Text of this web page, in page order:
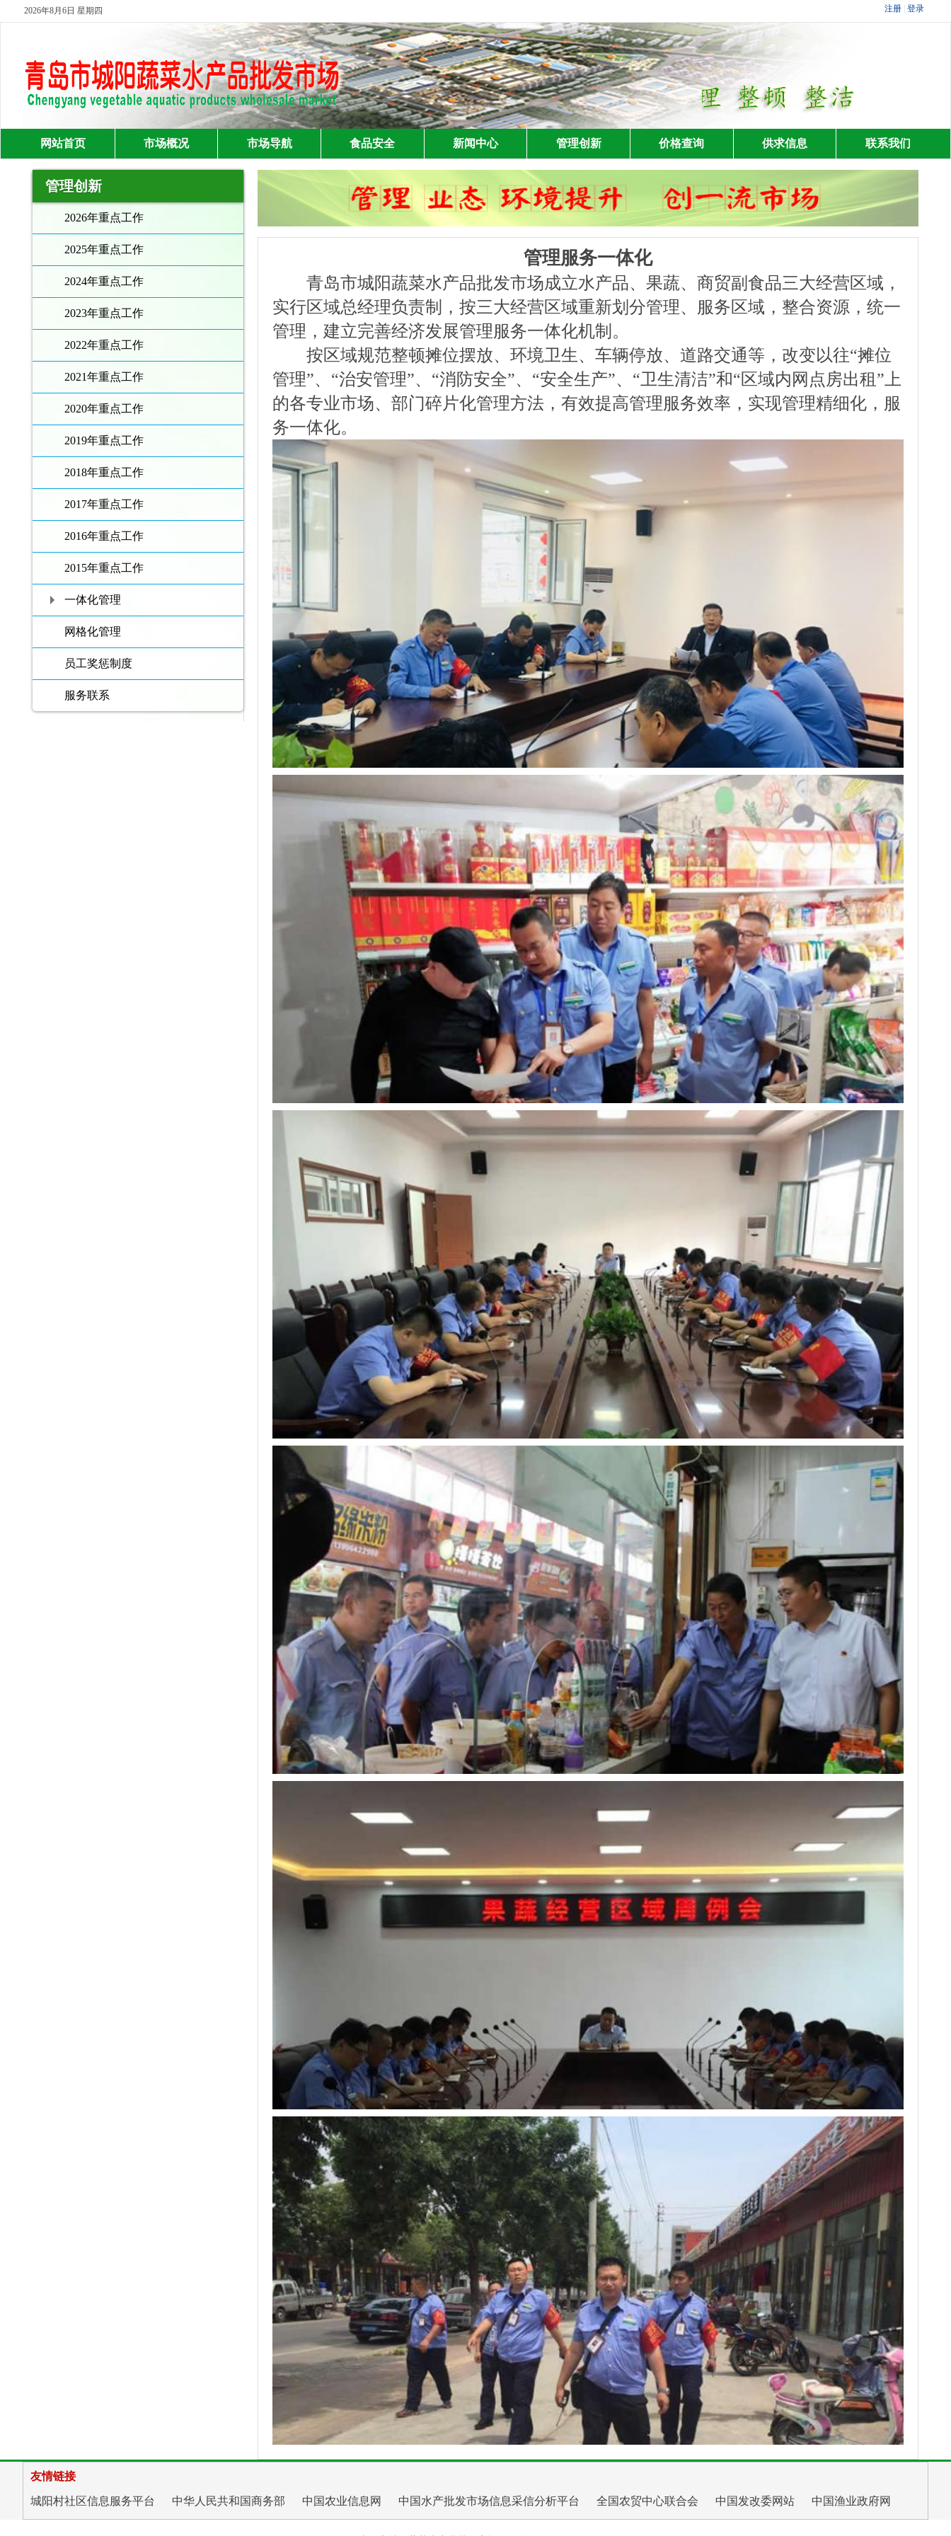
2026年8月6日 星期四
网站首页 市场概况 市场导航 食品安全 新闻中心 管理创新 价格查询 供求信息 联系我们
管理服务一体化
青岛市城阳蔬菜水产品批发市场成立水产品、果蔬、商贸副食品三大经营区域，
实行区域总经理负责制，按三大经营区域重新划分管理、服务区域，整合资源，统一
管理，建立完善经济发展管理服务一体化机制。
按区域规范整顿摊位摆放、环境卫生、车辆停放、道路交通等，改变以往“摊位
管理”、“治安管理”、“消防安全”、“安全生产”、“卫生清洁”和“区域内网点房出租”上
的各专业市场、部门碎片化管理方法，有效提高管理服务效率，实现管理精细化，服
务一体化。
管理创新
2026年重点工作
2025年重点工作
2024年重点工作
2023年重点工作
2022年重点工作
2021年重点工作
2020年重点工作
2019年重点工作
2018年重点工作
2017年重点工作
2016年重点工作
2015年重点工作
一体化管理
网格化管理
员工奖惩制度
服务联系
友情链接
城阳村社区信息服务平台 中华人民共和国商务部 中国农业信息网 中国水产批发市场信息采信分析平台 全国农贸中心联合会 中国发改委网站 中国渔业政府网